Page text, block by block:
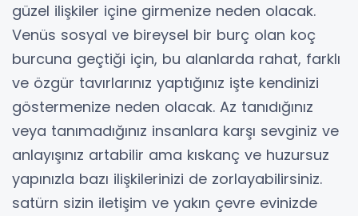
güzel ilişkiler içine girmenize neden olacak.
Venüs sosyal ve bireysel bir burç olan koç
burcuna geçtiği için, bu alanlarda rahat, farklı
ve özgür tavırlarınız yaptığınız işte kendinizi
göstermenize neden olacak. Az tanıdığınız
veya tanımadığınız insanlara karşı sevginiz ve
anlayışınız artabilir ama kıskanç ve huzursuz
yapınızla bazı ilişkilerinizi de zorlayabilirsiniz.
satürn sizin iletişim ve yakın çevre evinizde